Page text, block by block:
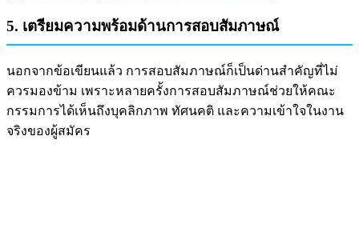
5. เตรียมความพร้อมด้านการสอบสัมภาษณ์
นอกจากข้อเขียนแล้ว การสอบสัมภาษณ์ก็เป็นด่านสำคัญที่ไม่
ควรมองข้าม เพราะหลายครั้งการสอบสัมภาษณ์ช่วยให้คณะ
กรรมการได้เห็นถึงบุคลิกภาพ ทัศนคติ และความเข้าใจในงาน
จริงของผู้สมัคร